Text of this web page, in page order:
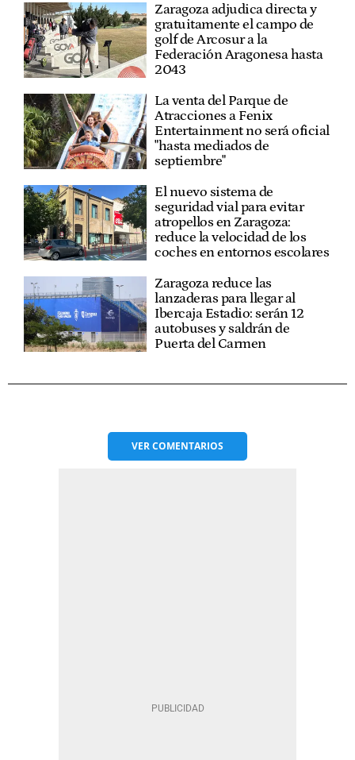
Zaragoza adjudica directa y
gratuitamente el campo de
golf de Arcosur a la
Federación Aragonesa hasta
2043
La venta del Parque de
Atracciones a Fenix
Entertainment no será oficial
"hasta mediados de
septiembre"
El nuevo sistema de
seguridad vial para evitar
atropellos en Zaragoza:
reduce la velocidad de los
coches en entornos escolares
Zaragoza reduce las
lanzaderas para llegar al
Ibercaja Estadio: serán 12
autobuses y saldrán de
Puerta del Carmen
VERCOMENTARIOS